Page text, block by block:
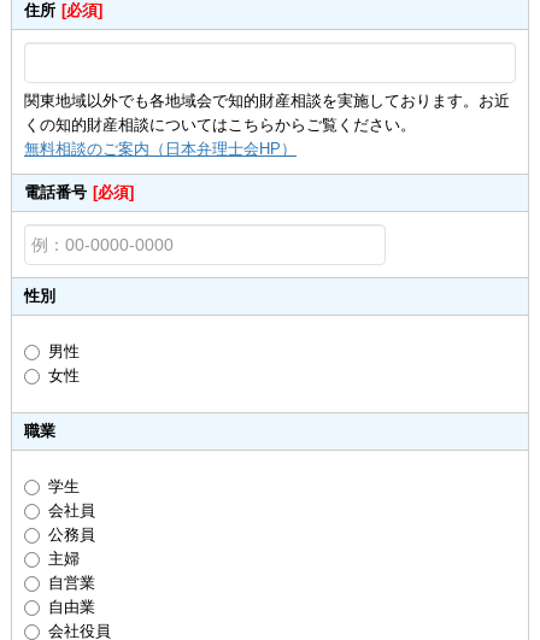
住所 [必須]
関東地域以外でも各地域会で知的財産相談を実施しております。お近
くの知的財産相談についてはこちらからご覧ください。
無料相談のご案内（日本弁理士会HP）
電話番号 [必須]
性別
男性
女性
職業
学生
会社員
公務員
主婦
自営業
自由業
会社役員